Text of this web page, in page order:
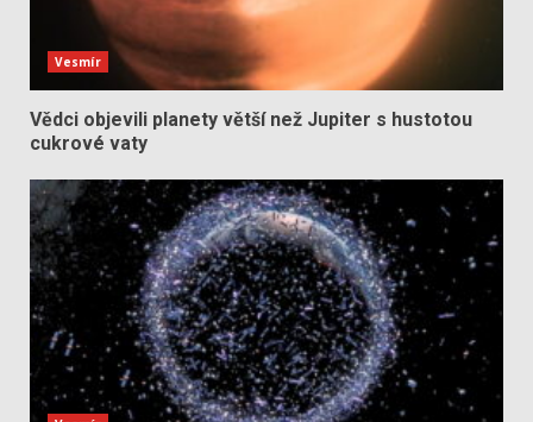
Vesmír
Vědci objevili planety větší než Jupiter s hustotou
cukrové vaty